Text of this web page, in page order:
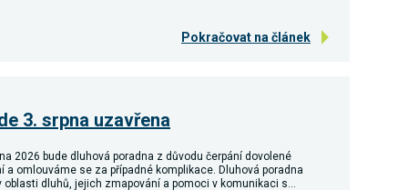
Pokračovat na článek
3. srpna uzavřena
2026 bude dluhová poradna z důvodu čerpání dovolené
a omlouváme se za případné komplikace. Dluhová poradna
oblasti dluhů, jejich zmapování a pomoci v komunikaci s…